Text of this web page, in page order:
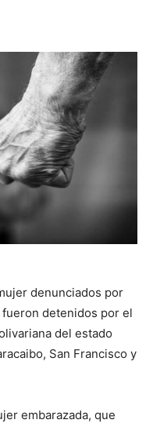
denunciados por
detenidos por el
del estado
San Francisco y
embarazada, que